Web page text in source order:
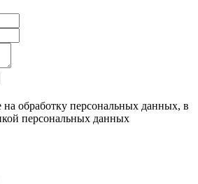
обработку персональных данных, в
персональных данных